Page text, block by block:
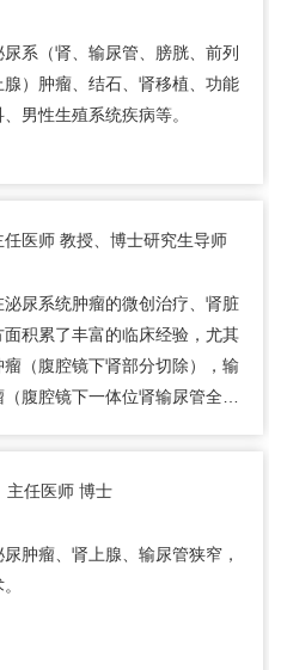
尿系（肾、输尿管、膀胱、前列
腺）肿瘤、结石、肾移植、功能
男性生殖系统疾病等。
任医师 教授、博士研究生导师
泌尿系统肿瘤的微创治疗、肾脏
面积累了丰富的临床经验，尤其
瘤（腹腔镜下肾部分切除），输
（腹腔镜下一体位肾输尿管全长
主任医师 博士
尿肿瘤、肾上腺、输尿管狭窄，